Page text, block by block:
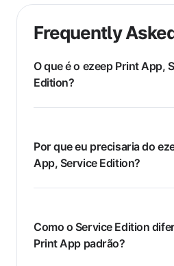
Frequently
O que é o ezeep Print App,
Edition?
Por que eu precisaria do
App, Service Edition?
Como o Service Edition
Print App padrão?